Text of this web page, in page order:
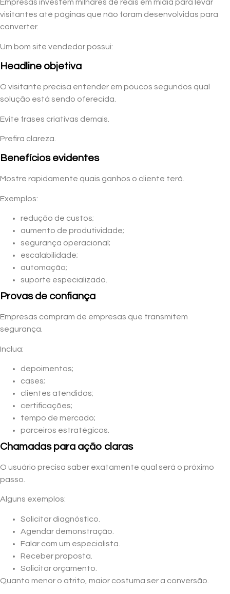
Empresas investem milhares de reais em mídia para levar
visitantes até páginas que não foram desenvolvidas para
converter.
Um bom site vendedor possui:
Headline objetiva
O visitante precisa entender em poucos segundos qual
solução está sendo oferecida.
Evite frases criativas demais.
Prefira clareza.
Benefícios evidentes
Mostre rapidamente quais ganhos o cliente terá.
Exemplos:
redução de custos;
aumento de produtividade;
segurança operacional;
escalabilidade;
automação;
suporte especializado.
Provas de confiança
Empresas compram de empresas que transmitem
segurança.
Inclua:
depoimentos;
cases;
clientes atendidos;
certificações;
tempo de mercado;
parceiros estratégicos.
Chamadas para ação claras
O usuário precisa saber exatamente qual será o próximo
passo.
Alguns exemplos:
Solicitar diagnóstico.
Agendar demonstração.
Falar com um especialista.
Receber proposta.
Solicitar orçamento.
Quanto menor o atrito, maior costuma ser a conversão.